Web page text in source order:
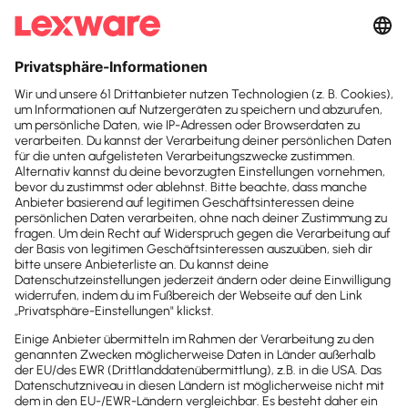
Suchfeld
Suchen
„Wir unterstützen
unsere Kunden:innen
in deren
Ökosystemen“
Lexware Office Chief Product Owner Dr. Carsten
Block im Interview über den Fokus auf Erfüllung von